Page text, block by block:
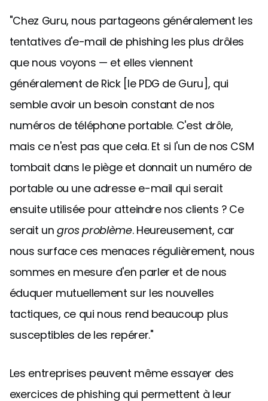
"Chez Guru, nous partageons généralement les
tentatives d'e-mail de phishing les plus drôles
que nous voyons — et elles viennent
généralement de Rick [le PDG de Guru], qui
semble avoir un besoin constant de nos
numéros de téléphone portable. C'est drôle,
mais ce n'est pas que cela. Et si l'un de nos CSM
tombait dans le piège et donnait un numéro de
portable ou une adresse e-mail qui serait
ensuite utilisée pour atteindre nos clients ? Ce
serait ungros problème. Heureusement, car
nous surface ces menaces régulièrement, nous
sommes en mesure d'en parler et de nous
éduquer mutuellement sur les nouvelles
tactiques, ce qui nous rend beaucoup plus
susceptibles de les repérer."
Les entreprises peuvent même essayer des
exercices de phishing qui permettent à leur